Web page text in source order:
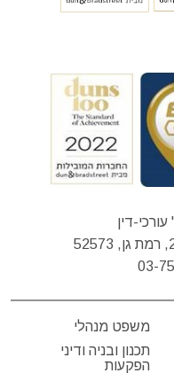
דין
03-
משפט מנהלי
תכנון ובניה ודיני
הפקעות